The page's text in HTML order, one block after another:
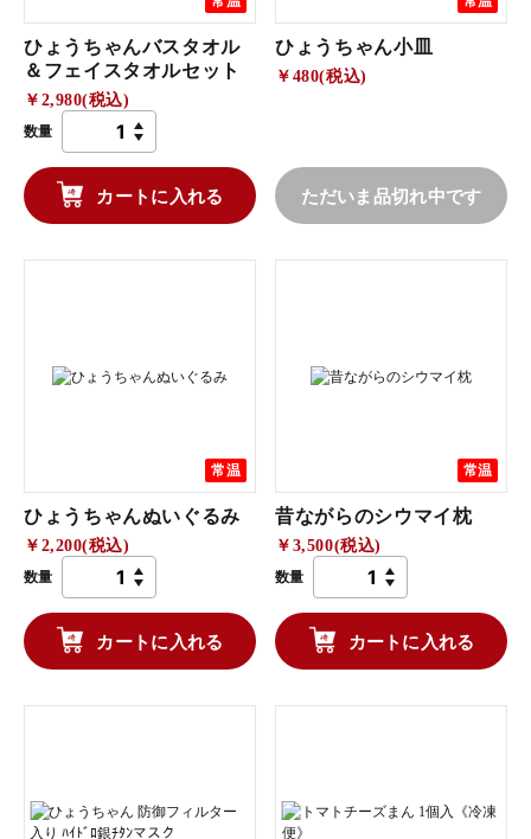
ひょうちゃんバスタオル
＆フェイスタオルセット
￥2,980(税込)
数量
カートに入れる
ひょうちゃん小皿
￥480(税込)
ただいま品切れ中です
常温
ひょうちゃんぬいぐるみ
￥2,200(税込)
数量
カートに入れる
常温
昔ながらのシウマイ枕
￥3,500(税込)
数量
カートに入れる